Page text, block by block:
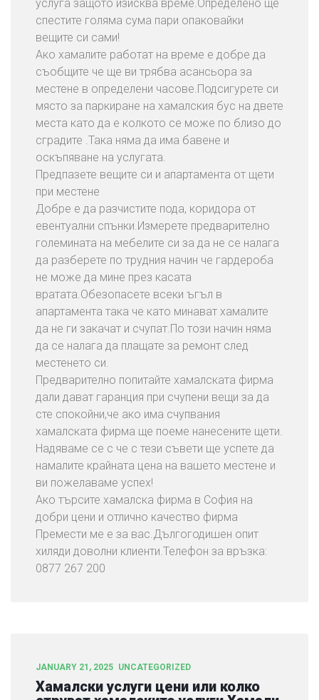
услуга защото изисква време.Определено ще
спестите голяма сума пари опаковайки
вещите си сами!
Ако хамалите работат на време е добре да
съобщите че ще ви трябва асансьора за
местене в определени часове.Подсигурете си
място за паркиране на хамалския бус на двете
места като да е колкото се може по близо до
сградите .Така няма да има бавене и
оскъпяване на услугата.
Предпазете вещите си и апартамента от щети
при местене
Добре е да разчистите пода, коридора от
евентуални спънки.Измерете предварително
големината на мебелите си за да не се налага
да разберете по трудния начин че гардероба
не може да мине през касата
вратата.Обезопасете всеки ъгъл в
апартамента така че като минават хамалите
да не ги закачат и счупат.По този начин няма
да се налага да плащате за ремонт след
местенето си.
Предварително попитайте хамалската фирма
дали дават гаранция при счупени вещи за да
сте спокойни,че ако има счупвания
хамалската фирма ще поеме нанесените щети.
Надяваме се с че с тези съвети ще успете да
намалите крайната цена на вашето местене и
ви пожелаваме успех!
Ако търсите хамалска фирма в София на
добри цени и отлично качество фирма
Премести ме е за вас.Дългогодишен опит
хиляди доволни клиенти.Телефон за връзка:
0877 267 200
JANUARY 21, 2025 UNCATEGORIZED
Хамалски услуги цени или колко